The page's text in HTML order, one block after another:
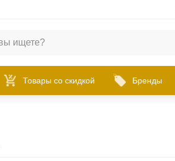
Товары со скидкой Бренды